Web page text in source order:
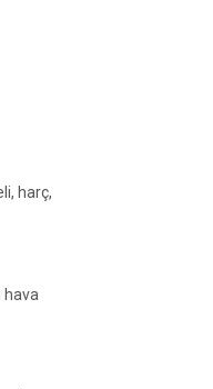
harç,
hava